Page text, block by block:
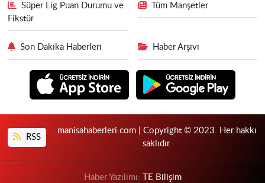
Süper Lig Puan Durumu ve
Fikstür
Tüm Manşetler
Son Dakika Haberleri Haber Arşivi
RSS
manisahaberleri.com | Copyright © 2023. Her hakkı
saklıdır.
Haber Yazılımı: TE Bilişim